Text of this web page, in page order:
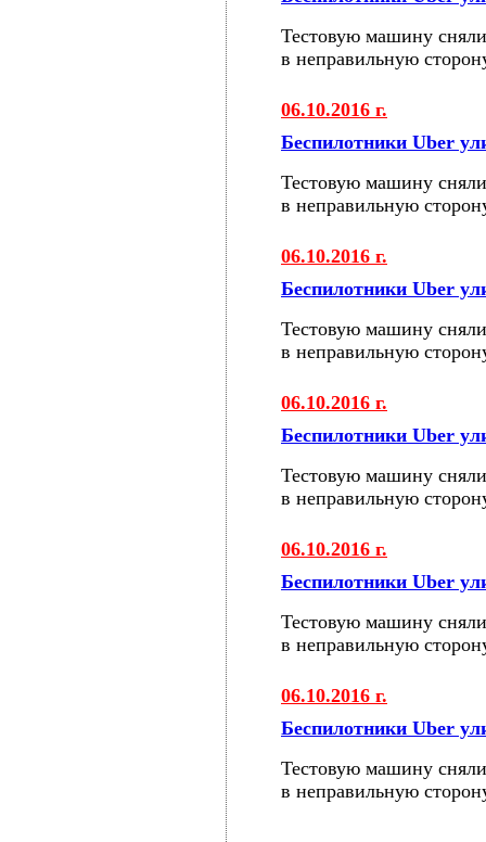
Тестовую машину
в неправильную
06.10.2016 г.
Беспилотники Uber
Тестовую машину
в неправильную
06.10.2016 г.
Беспилотники Uber
Тестовую машину
в неправильную
06.10.2016 г.
Беспилотники Uber
Тестовую машину
в неправильную
06.10.2016 г.
Беспилотники Uber
Тестовую машину
в неправильную
06.10.2016 г.
Беспилотники Uber
Тестовую машину
в неправильную